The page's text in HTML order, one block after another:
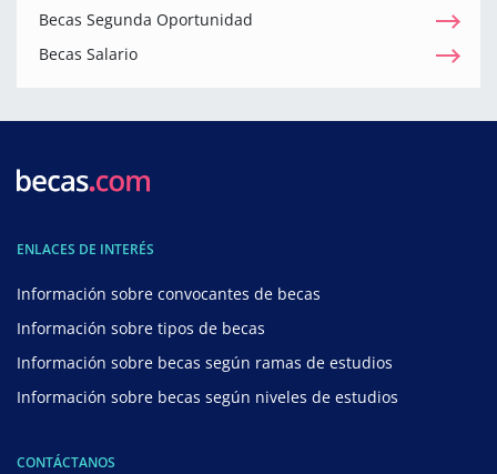
Becas Segunda Oportunidad
Becas Salario
ENLACES DE INTERÉS
Información sobre convocantes de becas
Información sobre tipos de becas
Información sobre becas según ramas de estudios
Información sobre becas según niveles de estudios
CONTÁCTANOS